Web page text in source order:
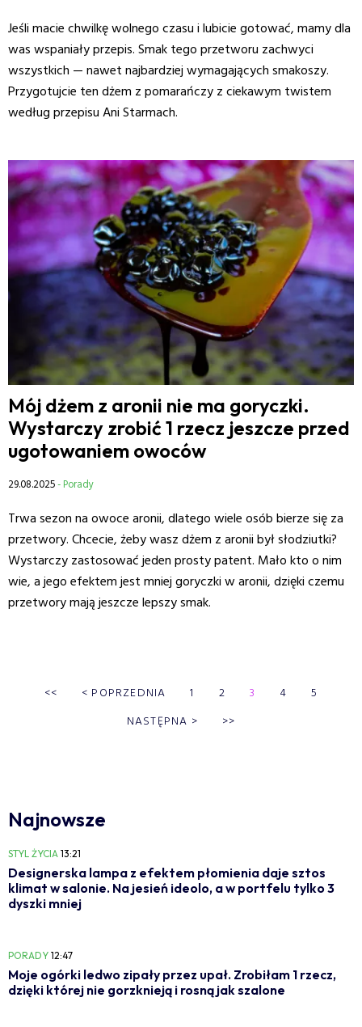
Jeśli macie chwilkę wolnego czasu i lubicie gotować, mamy dla
was wspaniały przepis. Smak tego przetworu zachwyci
wszystkich — nawet najbardziej wymagających smakoszy.
Przygotujcie ten dżem z pomarańczy z ciekawym twistem
według przepisu Ani Starmach.
Mój dżem z aronii nie ma goryczki.
Wystarczy zrobić 1 rzecz jeszcze przed
ugotowaniem owoców
29.08.2025- Porady
Trwa sezon na owoce aronii, dlatego wiele osób bierze się za
przetwory. Chcecie, żeby wasz dżem z aronii był słodziutki?
Wystarczy zastosować jeden prosty patent. Mało kto o nim
wie, a jego efektem jest mniej goryczki w aronii, dzięki czemu
przetwory mają jeszcze lepszy smak.
<< < POPRZEDNIA 1 2 3 4
5
NASTĘPNA > >>
Najnowsze
STYL ŻYCIA 13:21
Designerska lampa z efektem płomienia daje sztos
klimat w salonie. Na jesień ideolo, a w portfelu tylko 3
dyszki mniej
PORADY 12:47
Moje ogórki ledwo zipały przez upał. Zrobiłam 1 rzecz,
dzięki której nie gorzknieją i rosną jak szalone